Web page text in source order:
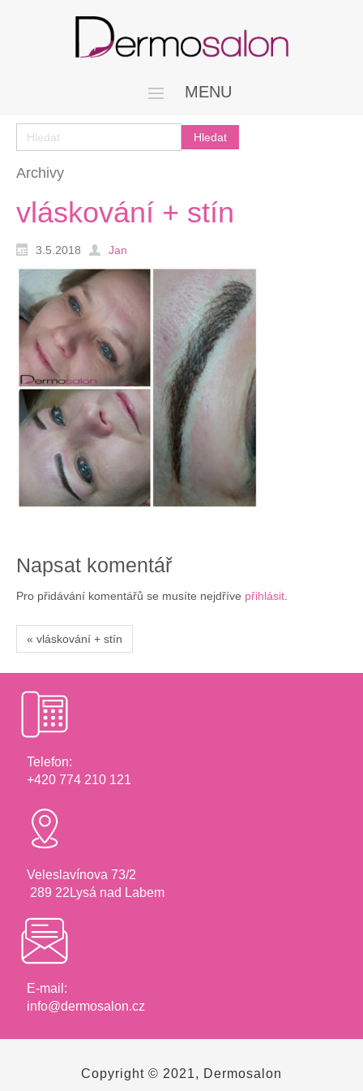
MENU
Archivy
vláskování + stín
3.5.2018 Jan
Napsat komentář
Pro přidávání komentářů se musíte nejdříve přihlásit
« vláskování + stín
Telefon:
+420 774 210 121
Veleslavínova 73/2
289 22Lysá nad Labem
E-mail:
info@dermosalon.cz
Copyright © 2021, Dermosalon